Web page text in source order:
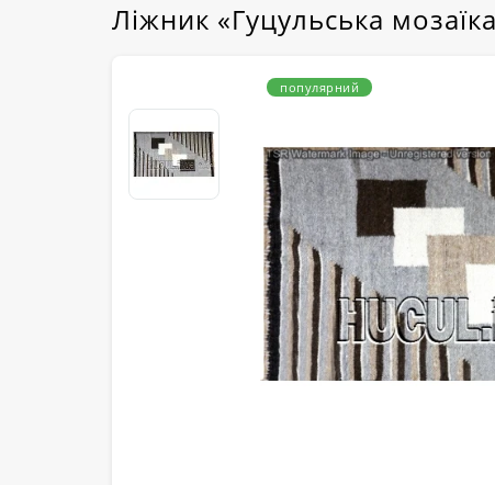
Ліжник «Гуцульська
популярний